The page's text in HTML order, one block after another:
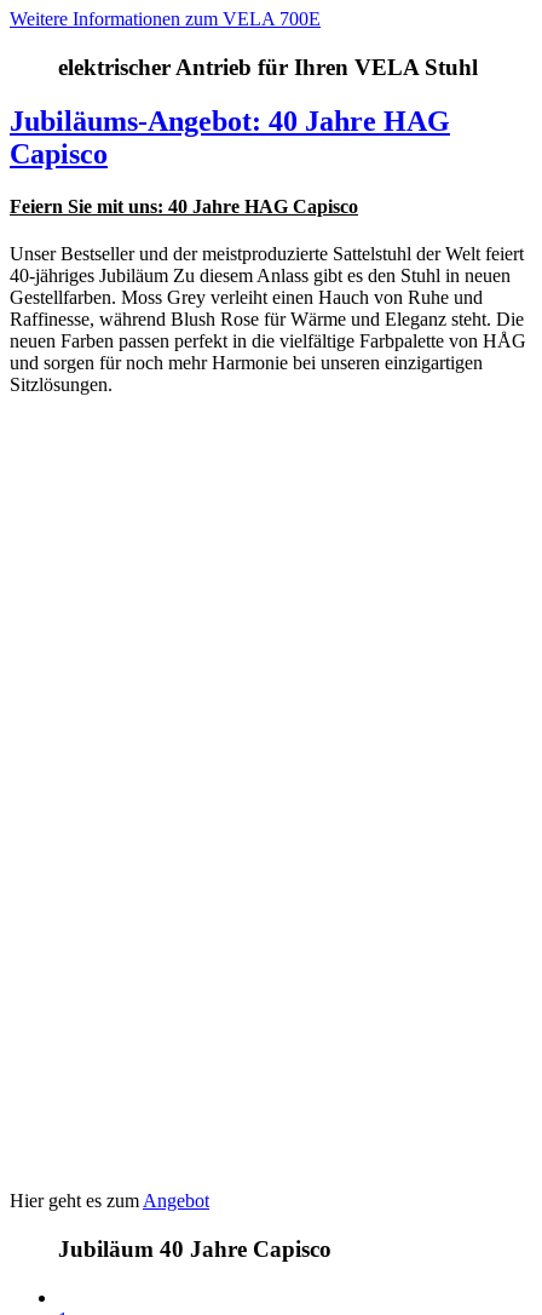
Weitere Informationen zum VELA 700E
elektrischer Antrieb für Ihren VELA Stuhl
Jubiläums-Angebot: 40 Jahre HAG
Capisco
Feiern Sie mit uns: 40 Jahre HAG Capisco
Unser Bestseller und der meistproduzierte Sattelstuhl der Welt feiert
40-jähriges Jubiläum Zu diesem Anlass gibt es den Stuhl in neuen
Gestellfarben. Moss Grey verleiht einen Hauch von Ruhe und
Raffinesse, während Blush Rose für Wärme und Eleganz steht. Die
neuen Farben passen perfekt in die vielfältige Farbpalette von HÅG
und sorgen für noch mehr Harmonie bei unseren einzigartigen
Sitzlösungen.
Hier geht es zum Angebot
Jubiläum 40 Jahre Capisco